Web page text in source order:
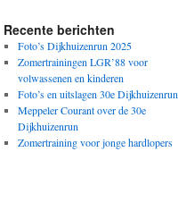
Recente berichten
Foto’s Dijkhuizenrun 2025
Zomertrainingen LGR’88 voor
volwassenen en kinderen
Foto’s en uitslagen 30e Dijkhuizenrun
Meppeler Courant over de 30e
Dijkhuizenrun
Zomertraining voor jonge hardlopers